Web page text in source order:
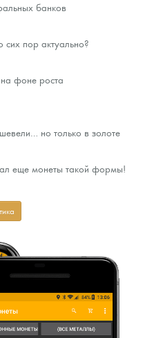
банков
пор актуально?
фоне роста
но только в золоте
еще монеты такой формы!